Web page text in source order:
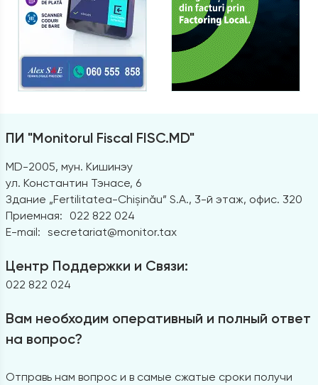
ПИ "Monitorul Fiscal FISC.MD"
MD-2005, мун. Кишинэу
ул. Константин Тэнасе, 6
Здание „Fertilitatea-Chișinău” S.A., 3-й этаж, офис. 320
Приемная:
022 822 024
E-mail: secretariat@monitor.tax
Центр Поддержки и Связи:
022 822 024
Вам необходим оперативный и полный ответ
на вопрос?
Отправь нам вопрос и в самые сжатые сроки получи